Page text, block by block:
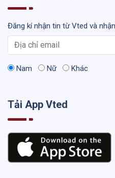
Đăng kí nhận tin từ Vted và
Nam Nữ Khác
Tải App Vted